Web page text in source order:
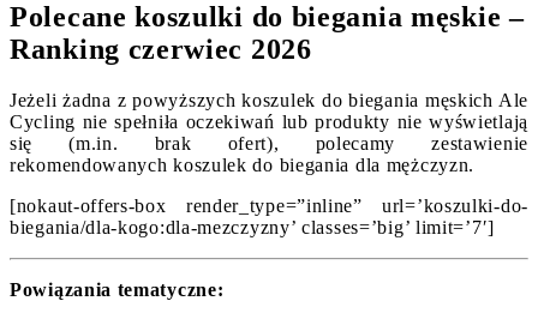
Polecane koszulki do biegania męskie –
Ranking czerwiec 2026
Jeżeli żadna z powyższych koszulek do biegania męskich Ale
Cycling nie spełniła oczekiwań lub produkty nie wyświetlają
się (m.in. brak ofert), polecamy zestawienie
rekomendowanych koszulek do biegania dla mężczyzn.
[nokaut-offers-box render_type=”inline” url=’koszulki-do-
biegania/dla-kogo:dla-mezczyzny’ classes=’big’ limit=’7′]
Powiązania tematyczne: